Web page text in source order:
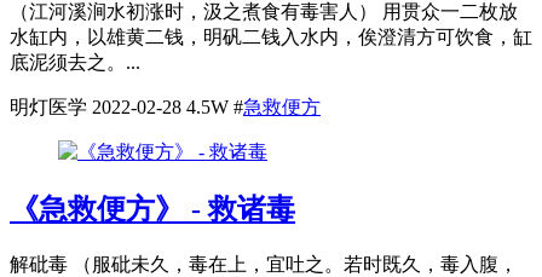
（江河溪涧水初涨时，汲之煮食有毒害人） 用贯众一二枚放
水缸内，以雄黄二钱，明矾二钱入水内，俟澄清方可饮食，缸
底泥须去之。...
明灯医学 2022-02-28 4.5W #急救便方
《急救便方》 - 救诸毒
解砒毒 （服砒未久，毒在上，宜吐之。若时既久，毒入腹，